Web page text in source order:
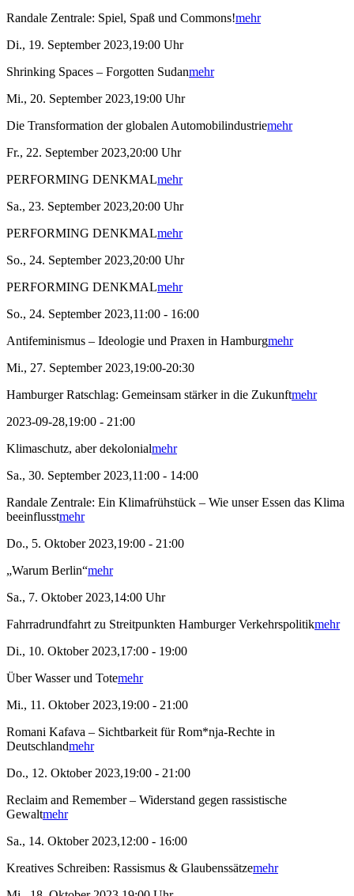
Randale Zentrale: Spiel, Spaß und Commons!mehr
Di., 19. September 2023,19:00 Uhr
Shrinking Spaces – Forgotten Sudanmehr
Mi., 20. September 2023,19:00 Uhr
Die Transformation der globalen Automobilindustriemehr
Fr., 22. September 2023,20:00 Uhr
PERFORMING DENKMALmehr
Sa., 23. September 2023,20:00 Uhr
PERFORMING DENKMALmehr
So., 24. September 2023,20:00 Uhr
PERFORMING DENKMALmehr
So., 24. September 2023,11:00 - 16:00
Antifeminismus – Ideologie und Praxen in Hamburgmehr
Mi., 27. September 2023,19:00-20:30
Hamburger Ratschlag: Gemeinsam stärker in die Zukunftmehr
2023-09-28,19:00 - 21:00
Klimaschutz, aber dekolonialmehr
Sa., 30. September 2023,11:00 - 14:00
Randale Zentrale: Ein Klimafrühstück – Wie unser Essen das Klima
beeinflusstmehr
Do., 5. Oktober 2023,19:00 - 21:00
„Warum Berlin“mehr
Sa., 7. Oktober 2023,14:00 Uhr
Fahrradrundfahrt zu Streitpunkten Hamburger Verkehrspolitikmehr
Di., 10. Oktober 2023,17:00 - 19:00
Über Wasser und Totemehr
Mi., 11. Oktober 2023,19:00 - 21:00
Romani Kafava – Sichtbarkeit für Rom*nja-Rechte in
Deutschlandmehr
Do., 12. Oktober 2023,19:00 - 21:00
Reclaim and Remember – Widerstand gegen rassistische
Gewaltmehr
Sa., 14. Oktober 2023,12:00 - 16:00
Kreatives Schreiben: Rassismus & Glaubenssätzemehr